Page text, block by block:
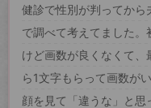
健診で性別が判ってから
で調べて考えてました
けど画数が良くなくて
ら1文字もらって画数が
顔を見て「違うな」と